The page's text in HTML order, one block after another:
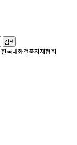
한국내화건축자재협회